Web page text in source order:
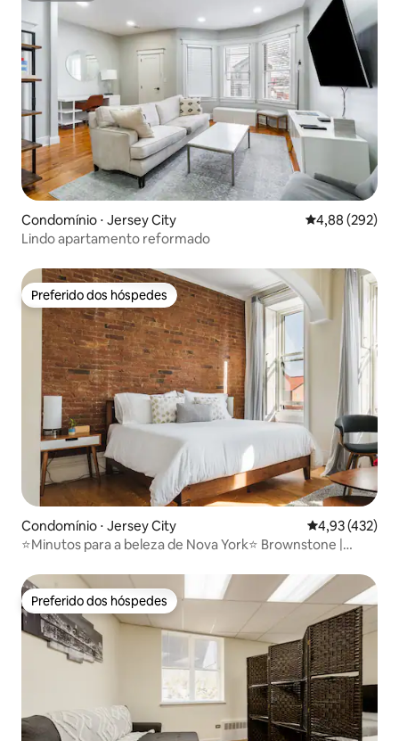
Condomínio ⋅ Jersey City 4,88 de uma
4,88 (292)
Lindo apartamento reformado
Preferido dos hóspedes
Preferido dos hóspedes
Condomínio ⋅ Jersey City 4,93 de uma
4,93 (432)
⭐Minutos para a beleza de Nova York⭐ Brownstone |
Preferido dos hóspedes
Preferido dos hóspedes